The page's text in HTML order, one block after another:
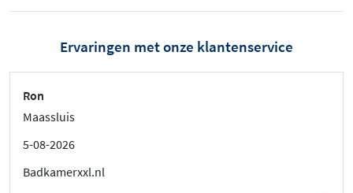
Ervaringen met onze klantenservice
Ron
Maassluis
5-08-2026
Badkamerxxl.nl